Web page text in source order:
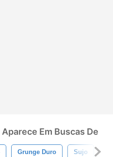
Em Buscas De
Grunge Duro Sujo